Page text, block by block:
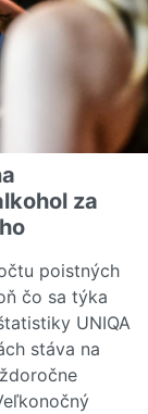
za
poistných
čo sa týka
UNIQA
stáva na